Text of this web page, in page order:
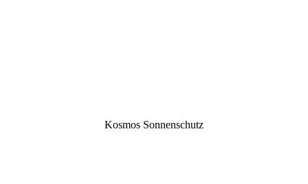
Kos­mos Sonnenschutz